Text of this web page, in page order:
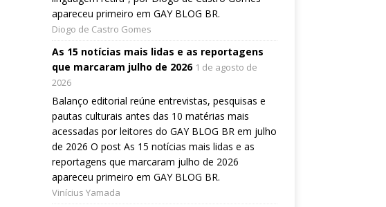
apareceu primeiro em GAY BLOG BR.
Diogo de Castro Gomes
As 15 notícias mais lidas e as reportagens
que marcaram julho de 2026 1 de agosto de
2026
Balanço editorial reúne entrevistas, pesquisas e
pautas culturais antes das 10 matérias mais
acessadas por leitores do GAY BLOG BR em julho
de 2026 O post As 15 notícias mais lidas e as
reportagens que marcaram julho de 2026
apareceu primeiro em GAY BLOG BR.
Vinícius Yamada